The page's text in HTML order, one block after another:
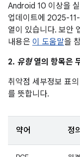
Android 10 이상을
업데이트에 2025-
열이 있습니다. 보안
내용은 이 도움말을
2. 유형열의 항목은
취약점 세부정보 표의
를 뜻합니다.
약어 정의